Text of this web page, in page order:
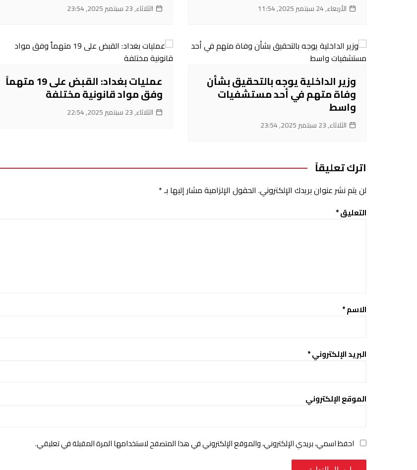
الأربعاء, 24 سبتمبر 2025, 11:54 الثلاثاء, 23 سبتمبر 2025, 23:54
‌وزير الداخلية يوجه بالتحقيق بشأن
وفاة متهم في أحد مستشفيات
واسط
الثلاثاء, 23 سبتمبر 2025, 23:54
عمليات بغداد: القبض على 19 متهماً
وفق مواد قانونية مختلفة
الثلاثاء, 23 سبتمبر 2025, 22:54
اترك تعليقاً
لن يتم نشر عنوان بريدك الإلكتروني. الحقول الإلزامية مشار إليها بـ*
التعليق*
الاسم*
البريد الإلكتروني*
الموقع الإلكتروني
احفظ اسمي، بريدي الإلكتروني، والموقع الإلكتروني في هذا المتصفح لاستخدامها المرة المقبلة في تعليقي.